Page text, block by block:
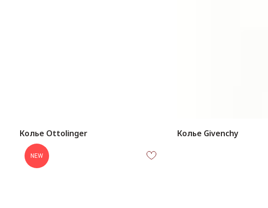
Колье Ottolinger Колье Givenchy
NEW